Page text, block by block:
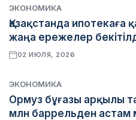
ЭКОНОМИКА
Қазақстанда ипотекаға
жаңа ережелер
02 ИЮЛЯ, 2026
ЭКОНОМИКА
Ормуз бұғазы арқылы
млн баррельден астам